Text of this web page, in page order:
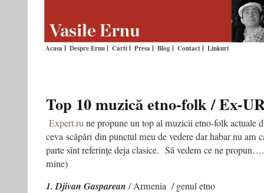
Acasa Despre Ernu Carti Presa Blog Contact Linkuri
Top 10 muzică etno-folk / Ex-
Expert.rune propune un top al muzicii etno-folk actuale
ceva scăpări din punctul meu de vedere dar habar nu am
parte sînt referinţe deja clasice. Să vedem ce ne
mine)
1. Djivan Gasparean / Armenia / genul etno